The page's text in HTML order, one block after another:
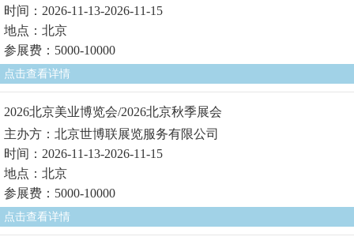
时间：2026-11-13-2026-11-15
地点：北京
参展费：5000-10000
点击查看详情
2026北京美业博览会/2026北京秋季展会
主办方：北京世博联展览服务有限公司
时间：2026-11-13-2026-11-15
地点：北京
参展费：5000-10000
点击查看详情